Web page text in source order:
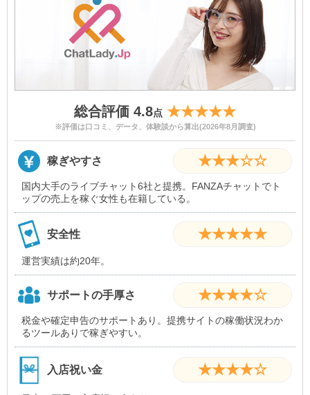
総合評価 4.8点 ★★★★★
※評価は口コミ、データ、体験談から算出(2026年8月調査)
稼ぎやすさ ★★★☆☆
国内大手のライブチャット6社と提携。FANZAチャットでト
ップの売上を稼ぐ女性も在籍している。
安全性 ★★★★★
運営実績は約20年。
サポートの手厚さ ★★★★☆
税金や確定申告のサポートあり。提携サイトの稼働状況わか
るツールありで稼ぎやすい。
入店祝い金 ★★★★☆